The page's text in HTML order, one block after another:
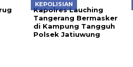
KEPOLISIAN
Kapolres Lauching
Tangerang Bermasker
di Kampung Tangguh
Polsek Jatiuwung